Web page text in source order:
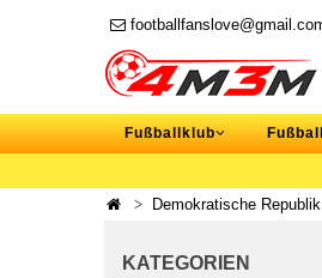
Fußballklub
Demokratische
KATEGORIEN